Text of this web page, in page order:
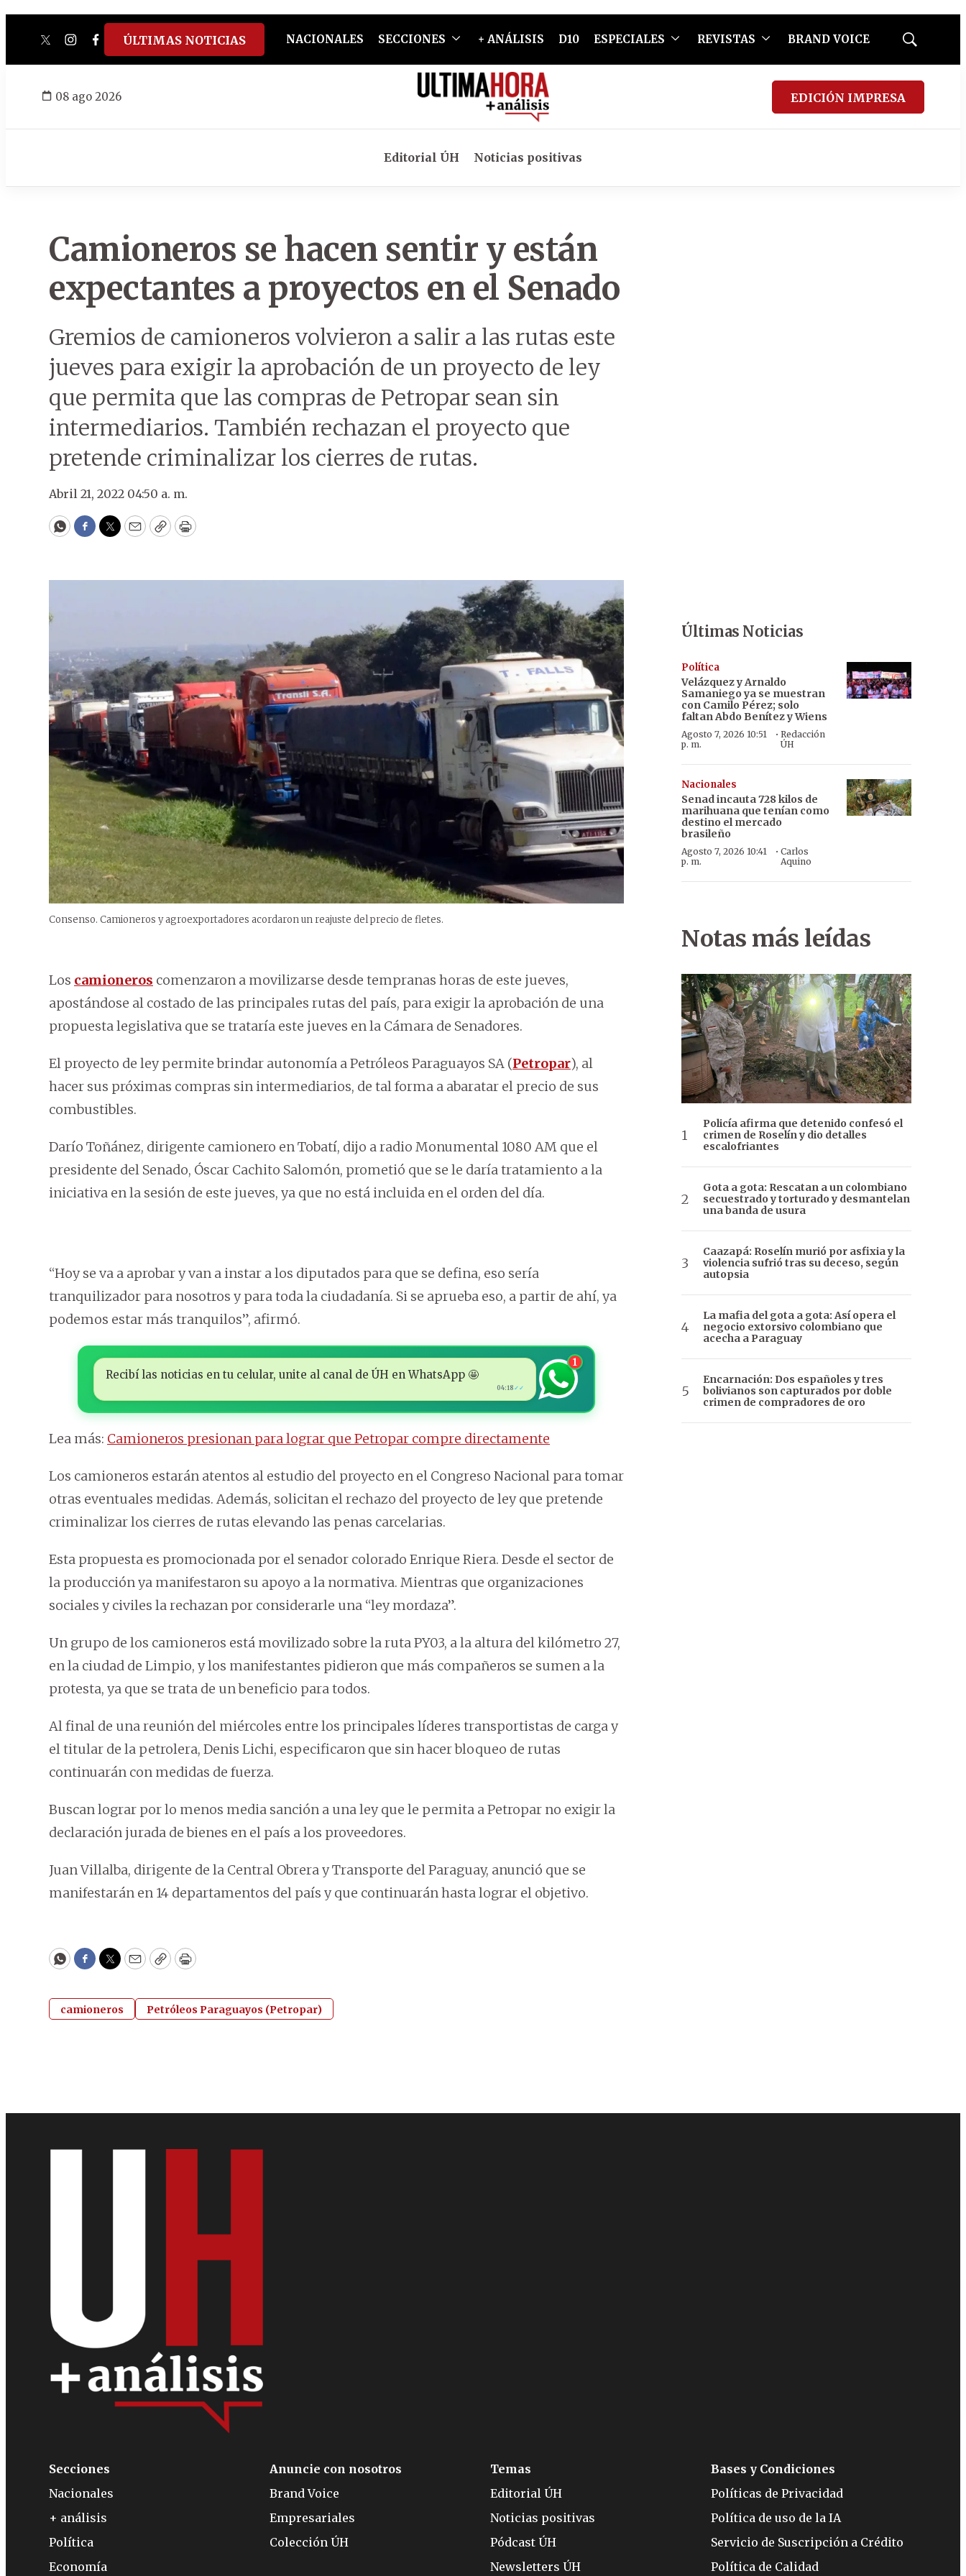
twitterinstagram
facebook
tiktokyoutube
spotify
ÚLTIMAS NOTICIAS NACIONALES SECCIONES + ANÁLISIS D10 ESPECIALES REVISTAS BRAND VOICE
Mostrar
08 ago 2026 EDICIÓN IMPRESA
Editorial ÚH Noticias positivas
Camioneros se hacen sentir y están
expectantes a proyectos en el Senado
Gremios de camioneros volvieron a salir a las rutas este
jueves para exigir la aprobación de un proyecto de ley
que permita que las compras de Petropar sean sin
intermediarios. También rechazan el proyecto que
pretende criminalizar los cierres de rutas.
Abril 21, 2022 04:50 a. m.
WhatsApp
Facebook
Twitter
EmailCopyPrint
Consenso. Camioneros y agroexportadores acordaron un reajuste del precio de fletes.
Los camioneros comenzaron a movilizarse desde tempranas horas de este jueves,
apostándose al costado de las principales rutas del país, para exigir la aprobación de una
propuesta legislativa que se trataría este jueves en la Cámara de Senadores.
El proyecto de ley permite brindar autonomía a Petróleos Paraguayos SA (Petropar), al
hacer sus próximas compras sin intermediarios, de tal forma a abaratar el precio de sus
combustibles.
Darío Toñánez, dirigente camionero en Tobatí, dijo a radio Monumental 1080 AM que el
presidente del Senado, Óscar Cachito Salomón, prometió que se le daría tratamiento a la
iniciativa en la sesión de este jueves, ya que no está incluida en el orden del día.
“Hoy se va a aprobar y van a instar a los diputados para que se defina, eso sería
tranquilizador para nosotros y para toda la ciudadanía. Si se aprueba eso, a partir de ahí, ya
podemos estar más tranquilos”, afirmó.
Recibí las noticias en tu celular, unite al canal de ÚH en WhatsApp 🤩
04:18 ✓✓
1
Lea más: Camioneros presionan para lograr que Petropar compre directamente
Los camioneros estarán atentos al estudio del proyecto en el Congreso Nacional para tomar
otras eventuales medidas. Además, solicitan el rechazo del proyecto de ley que pretende
criminalizar los cierres de rutas elevando las penas carcelarias.
Esta propuesta es promocionada por el senador colorado Enrique Riera. Desde el sector de
la producción ya manifestaron su apoyo a la normativa. Mientras que organizaciones
sociales y civiles la rechazan por considerarle una “ley mordaza”.
Un grupo de los camioneros está movilizado sobre la ruta PY03, a la altura del kilómetro 27,
en la ciudad de Limpio, y los manifestantes pidieron que más compañeros se sumen a la
protesta, ya que se trata de un beneficio para todos.
Al final de una reunión del miércoles entre los principales líderes transportistas de carga y
el titular de la petrolera, Denis Lichi, especificaron que sin hacer bloqueo de rutas
continuarán con medidas de fuerza.
Buscan lograr por lo menos media sanción a una ley que le permita a Petropar no exigir la
declaración jurada de bienes en el país a los proveedores.
Juan Villalba, dirigente de la Central Obrera y Transporte del Paraguay, anunció que se
manifestarán en 14 departamentos del país y que continuarán hasta lograr el objetivo.
WhatsApp
Facebook
Twitter
EmailCopyPrint
camioneros Petróleos Paraguayos (Petropar)
Últimas Noticias
Política
Velázquez y Arnaldo
Samaniego ya se muestran
con Camilo Pérez; solo
faltan Abdo Benítez y Wiens
Agosto 7, 2026 10:51
p. m.
·Redacción
ÚH
Nacionales
Senad incauta 728 kilos de
marihuana que tenían como
destino el mercado
brasileño
Agosto 7, 2026 10:41
p. m.
· Carlos
Aquino
Notas más leídas
Policía afirma que detenido confesó el
crimen de Roselín y dio detalles
escalofriantes
Gota a gota: Rescatan a un colombiano
secuestrado y torturado y desmantelan
una banda de usura
Caazapá: Roselín murió por asfixia y la
violencia sufrió tras su deceso, según
autopsia
La mafia del gota a gota: Así opera el
negocio extorsivo colombiano que
acecha a Paraguay
Encarnación: Dos españoles y tres
bolivianos son capturados por doble
crimen de compradores de oro
Secciones
Nacionales
+ análisis
Política
Economía
Anuncie con nosotros
Brand Voice
Empresariales
Colección ÚH
Temas
Editorial ÚH
Noticias positivas
Pódcast ÚH
Newsletters ÚH
Bases y Condiciones
Políticas de Privacidad
Política de uso de la IA
Servicio de Suscripción a Crédito
Política de Calidad